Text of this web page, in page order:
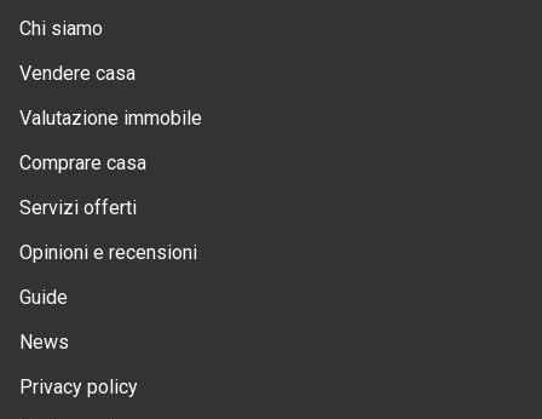
Chi siamo
Vendere casa
Valutazione immobile
Comprare casa
Servizi offerti
Opinioni e recensioni
Guide
News
Privacy policy